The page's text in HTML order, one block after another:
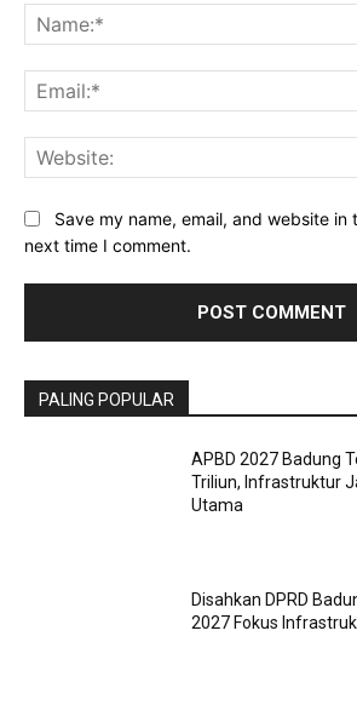
Save my name, email, and website in
next time I comment.
PALING POPULAR
APBD 2027 Badung
Triliun, Infrastruktur
Utama
Disahkan DPRD
2027 Fokus